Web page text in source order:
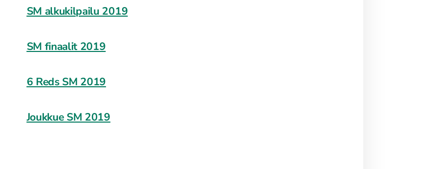
SM alkukilpailu 2019
SM finaalit 2019
6 Reds SM 2019
Joukkue SM 2019